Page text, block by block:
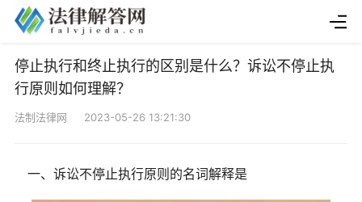
停止执行和终止执行的区别是什么？诉讼不停止执
行原则如何理解？
法制法律网 2023-05-26 13:21:30
一、诉讼不停止执行原则的名词解释是